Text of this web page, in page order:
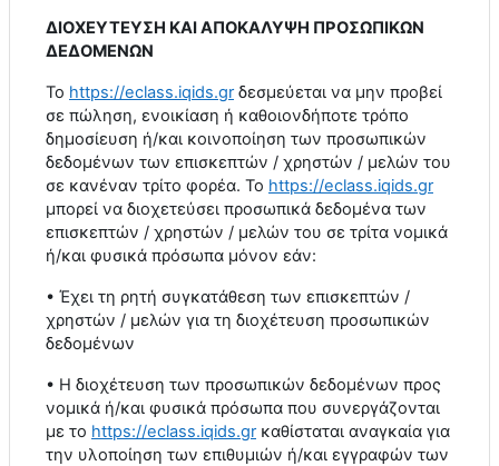
ΔΙΟΧΕΥΤΕΥΣΗ ΚΑΙ ΑΠΟΚΑΛΥΨΗ ΠΡΟΣΩΠΙΚΩΝ
ΔΕΔΟΜΕΝΩΝ
Το https://eclass.iqids.grδεσμεύεται να μην προβεί
σε πώληση, ενοικίαση ή καθοιονδήποτε τρόπο
δημοσίευση ή/και κοινοποίηση των προσωπικών
δεδομένων των επισκεπτών / χρηστών / μελών του
σε κανέναν τρίτο φορέα. Το https://eclass.iqids.gr
μπορεί να διοχετεύσει προσωπικά δεδομένα των
επισκεπτών / χρηστών / μελών του σε τρίτα νομικά
ή/και φυσικά πρόσωπα μόνον εάν:
• Έχει τη ρητή συγκατάθεση των επισκεπτών /
χρηστών / μελών για τη διοχέτευση προσωπικών
δεδομένων
• Η διοχέτευση των προσωπικών δεδομένων προς
νομικά ή/και φυσικά πρόσωπα που συνεργάζονται
με το https://eclass.iqids.grκαθίσταται αναγκαία για
την υλοποίηση των επιθυμιών ή/και εγγραφών των